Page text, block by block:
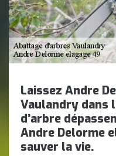
Laissez Andre
Vaulandry dans
d’arbre
Andre Delorme
sauver la vie.